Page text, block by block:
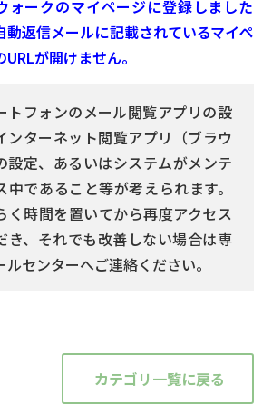
ォークのマイページに登録しました
動返信メールに記載されているマイペ
URLが開けません。
トフォンのメール閲覧アプリの設
ンターネット閲覧アプリ（ブラウ
設定、あるいはシステムがメンテ
中であること等が考えられます。
く時間を置いてから再度アクセス
き、それでも改善しない場合は専
ルセンターへご連絡ください。
カテゴリ一覧に戻る